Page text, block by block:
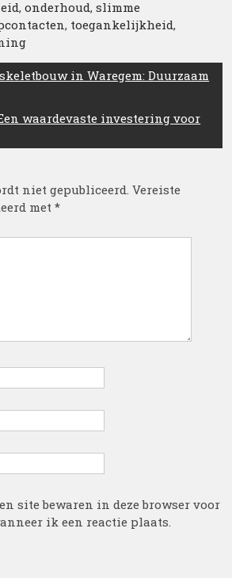
,onderhoud,slimme
, toegankelijkheid,
in Waregem: Duurzaam
waardevaste investering voor
niet gepubliceerd. Vereiste
met*
site bewaren in deze browser voor
ik een reactie plaats.